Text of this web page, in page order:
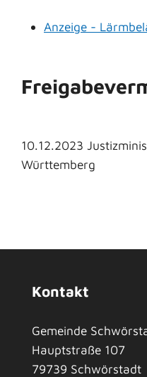
Anzeige -
10.12.2023
Württemberg
Kontakt
Gemeinde
Hauptstraße 107
79739 Schwörstadt